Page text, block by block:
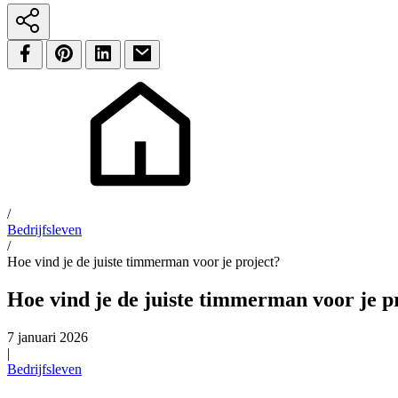
/
Bedrijfsleven
/
Hoe vind je de juiste timmerman voor je project?
Hoe vind je de juiste timmerman voor je
7 januari 2026
|
Bedrijfsleven